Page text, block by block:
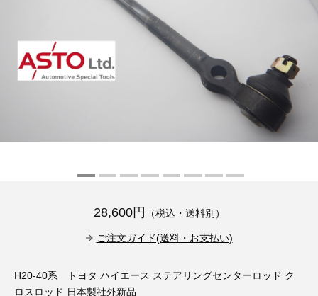
古い車両用診断テスター（10）
バイク用診断テスター（7）
アメリカ車（15）
ブレーキキャリパーリペアキット（368）
ライト関連（6）
28,600円 （税込・送料別）
ご注文ガイド(送料・お支払い)
H20-40系 トヨタ ハイエース ステアリングセンターロッド ク
ロスロッド 日本製社外新品